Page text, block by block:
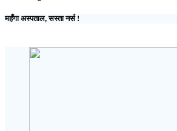
महँगा अस्पताल, सस्ता नर्स !